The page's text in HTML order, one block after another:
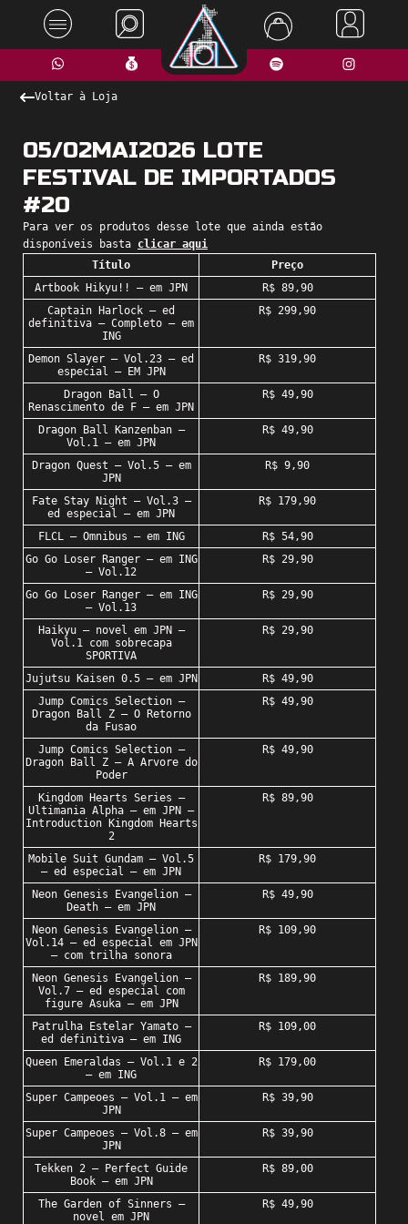
Voltar à Loja
05/02MAI2026 LOTE
FESTIVAL DE IMPORTADOS
#20
Para ver os produtos desse lote que ainda estão
disponíveis basta clicar aqui
Título
Preço
Artbook Hikyu!! – em JPN
R$ 89,90
Captain Harlock – ed
definitiva – Completo – em
ING
R$ 299,90
Demon Slayer – Vol.23 – ed
especial – EM JPN
R$ 319,90
Dragon Ball – O
Renascimento de F – em JPN
R$ 49,90
Dragon Ball Kanzenban –
Vol.1 – em JPN
R$ 49,90
Dragon Quest – Vol.5 – em
JPN
R$ 9,90
Fate Stay Night – Vol.3 –
ed especial – em JPN
R$ 179,90
FLCL – Omnibus – em ING
R$ 54,90
Go Go Loser Ranger – em ING
– Vol.12
R$ 29,90
Go Go Loser Ranger – em ING
– Vol.13
R$ 29,90
Haikyu – novel em JPN –
Vol.1 com sobrecapa
SPORTIVA
R$ 29,90
Jujutsu Kaisen 0.5 – em JPN
R$ 49,90
Jump Comics Selection –
Dragon Ball Z – O Retorno
da Fusao
R$ 49,90
Jump Comics Selection –
Dragon Ball Z – A Arvore do
Poder
R$ 49,90
Kingdom Hearts Series –
Ultimania Alpha – em JPN –
Introduction Kingdom Hearts
2
R$ 89,90
Mobile Suit Gundam – Vol.5
– ed especial – em JPN
R$ 179,90
Neon Genesis Evangelion –
Death – em JPN
R$ 49,90
Neon Genesis Evangelion –
Vol.14 – ed especial em JPN
– com trilha sonora
R$ 109,90
Neon Genesis Evangelion –
Vol.7 – ed especial com
figure Asuka – em JPN
R$ 189,90
Patrulha Estelar Yamato –
ed definitiva – em ING
R$ 109,00
Queen Emeraldas – Vol.1 e 2
– em ING
R$ 179,00
Super Campeoes – Vol.1 – em
JPN
R$ 39,90
Super Campeoes – Vol.8 – em
JPN
R$ 39,90
Tekken 2 – Perfect Guide
Book – em JPN
R$ 89,00
The Garden of Sinners –
novel em JPN
R$ 49,90